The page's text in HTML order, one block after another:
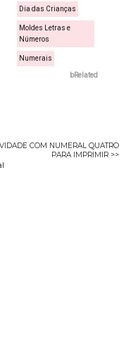
Dia das Crianças
Moldes Letras e
Números
Numerais
bRelated
COM NUMERAL QUATRO
PARA IMPRIMIR >>